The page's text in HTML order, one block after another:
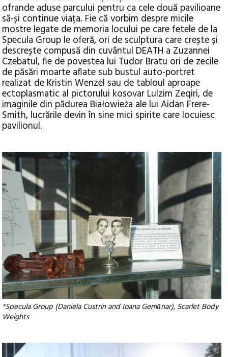
ofrande aduse parcului pentru ca cele două pavilioane
să-și continue viața. Fie că vorbim despre micile
mostre legate de memoria locului pe care fetele de la
Specula Group le oferă, ori de sculptura care crește și
descrește compusă din cuvântul DEATH a Zuzannei
Czebatul, fie de povestea lui Tudor Bratu ori de zecile
de păsări moarte aflate sub bustul auto-portret
realizat de Kristin Wenzel sau de tabloul aproape
ectoplasmatic al pictorului kosovar Lulzim Zeqiri, de
imaginile din pădurea Białowieża ale lui Aidan Frere-
Smith, lucrările devin în sine mici spirite care locuiesc
pavilionul.
*Specula Group (Daniela Custrin and Ioana Gemănar), Scarlet Body
Weights